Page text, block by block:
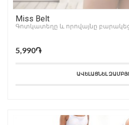
Miss Belt
Գոտկատեղը և որովայնը
5,990֏
ԱՎԵԼԱՑՆԵԼ